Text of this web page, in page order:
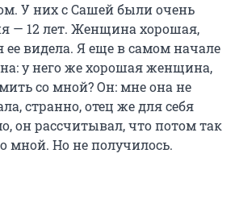
У них с Сашей были очень
— 12 лет. Женщина хорошая,
ее видела. Я еще в самом начале
у него же хорошая женщина,
со мной? Он: мне она не
странно, отец же для себя
он рассчитывал, что потом так
мной. Но не получилось.